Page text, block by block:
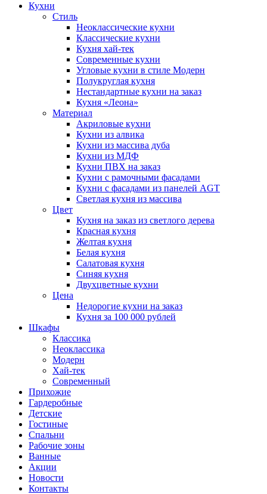
Кухни
Стиль
Неоклассические кухни
Классические кухни
Кухня хай-тек
Современные кухни
Угловые кухни в стиле Модерн
Полукруглая кухня
Нестандартные кухни на заказ
Кухня «Леона»
Материал
Акриловые кухни
Кухни из алвика
Кухни из массива дуба
Кухни из МДФ
Кухни ПВХ на заказ
Кухни с рамочными фасадами
Кухни с фасадами из панелей AGT
Светлая кухня из массива
Цвет
Кухня на заказ из светлого дерева
Красная кухня
Желтая кухня
Белая кухня
Салатовая кухня
Синяя кухня
Двухцветные кухни
Цена
Недорогие кухни на заказ
Кухня за 100 000 рублей
Шкафы
Классика
Неоклассика
Модерн
Хай-тек
Современный
Прихожие
Гардеробные
Детские
Гостиные
Спальни
Рабочие зоны
Ванные
Акции
Новости
Контакты